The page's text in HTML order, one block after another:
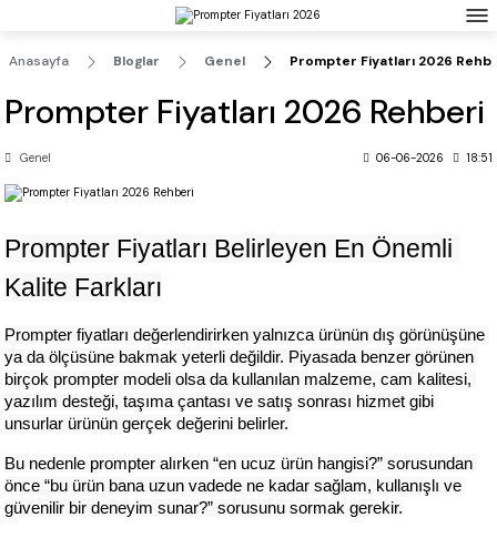
Prompter Cihazlarımızdan Birini Alana Mobil Uygulama Lisansı Sepette %50 İndirimli
Anasayfa
Bloglar Genel Prompter Fiyatları 2026
Prompter Fiyatları 2026 Rehberi
Genel 06-06-2026 18:51
Prompter Fiyatları Belirleyen En Önemli
Kalite Farkları
Prompter fiyatları değerlendirirken yalnızca ürünün dış görünüşüne
ya da ölçüsüne bakmak yeterli değildir. Piyasada benzer görünen
birçok prompter modeli olsa da kullanılan malzeme, cam kalitesi,
yazılım desteği, taşıma çantası ve satış sonrası hizmet gibi
unsurlar ürünün gerçek değerini belirler.
Bu nedenle prompter alırken “en ucuz ürün hangisi?” sorusundan
önce “bu ürün bana uzun vadede ne kadar sağlam, kullanışlı ve
güvenilir bir deneyim sunar?” sorusunu sormak gerekir.